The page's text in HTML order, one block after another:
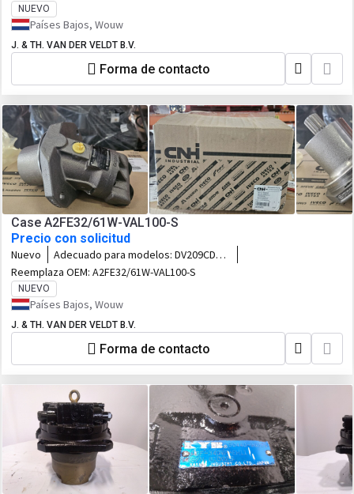
NUEVO
Países Bajos, Wouw
J. & TH. VAN DER VELDT B.V.
Forma de contacto
Case A2FE32/61W-VAL100-S
Precio con solicitud
Nuevo Adecuado para modelos: DV209CD
DV210CD
Reemplaza OEM: A2FE32/61W-VAL100-S
NUEVO
Países Bajos, Wouw
J. & TH. VAN DER VELDT B.V.
Forma de contacto